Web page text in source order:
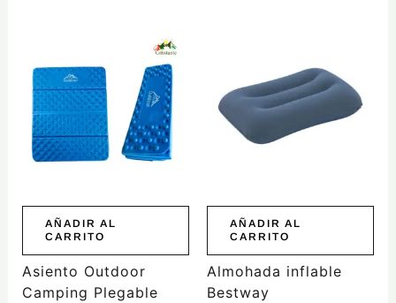
AÑADIR AL
CARRITO
Asiento Outdoor
Camping Plegable
AÑADIR AL
CARRITO
Almohada inflable
Bestway